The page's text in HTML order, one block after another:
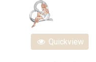
Quickview